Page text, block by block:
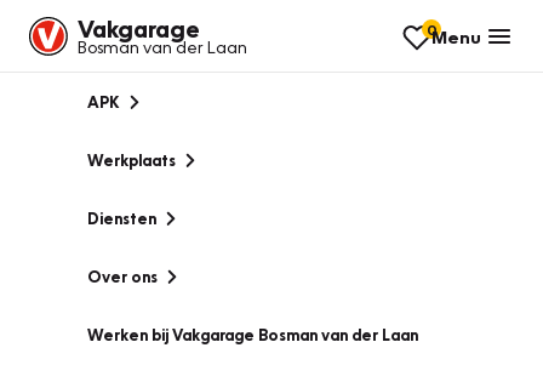
Vakgarage
Bosman van der Laan
0Menu
APK
Werkplaats
Diensten
Over ons
Werken bij Vakgarage Bosman van der Laan